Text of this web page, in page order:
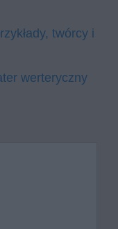
twórcy i
werteryczny